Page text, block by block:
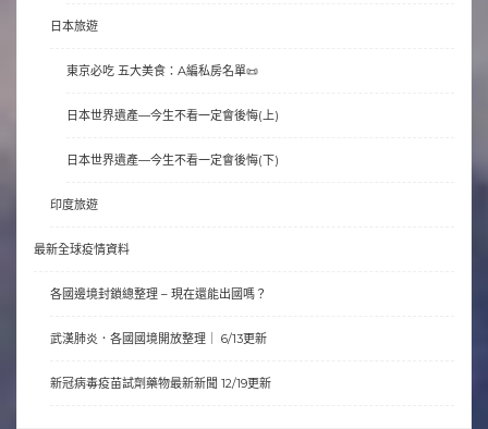
日本旅遊
東京必吃 五大美食：A編私房名單📜
日本世界遺產—今生不看一定會後悔(上)
日本世界遺產—今生不看一定會後悔(下)
印度旅遊
最新全球疫情資料
各國邊境封鎖總整理 – 現在還能出國嗎？
武漢肺炎．各國國境開放整理｜ 6/13更新
新冠病毒疫苗試劑藥物最新新聞 12/19更新